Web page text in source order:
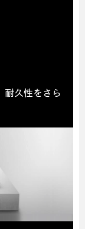
耐久性をさら